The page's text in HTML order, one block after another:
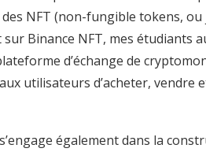
NFT (non-fungible tokens,
sur Binance NFT, mes étudiants
d’échange de
utilisateurs d’acheter, vendre
également dans la